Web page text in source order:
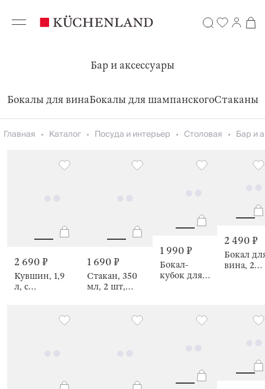
Бар и аксессуары
Бокалы для винаБокалы для шампанскогоСтаканы
Главная Каталог Посуда и интерьер Столовая Бар и
2 690 ₽
Кувшин, 1,9
л, с
Glacial wood
1 690 ₽
Стакан, 350
мл, 2 шт,
1 990 ₽
Бокал-
кубок для
2 490 ₽
Бокал
вина, 2